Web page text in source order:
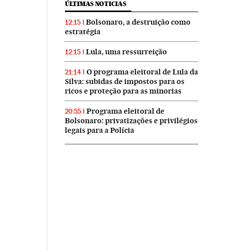
ÚLTIMAS NOTICIAS
12:15
Bolsonaro, a destruição como
estratégia
12:15 Lula, uma ressurreição
21:14
O programa eleitoral de Lula da
Silva: subidas de impostos para os
ricos e proteção para as minorias
20:55
Programa eleitoral de
Bolsonaro: privatizações e privilégios
legais para a Polícia